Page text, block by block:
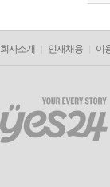
회사소개 인재채용 이